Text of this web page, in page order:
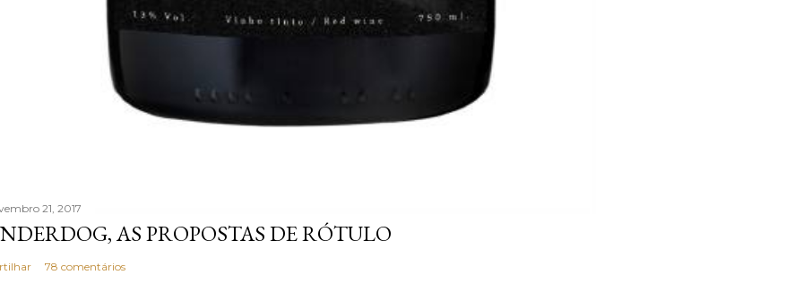
21, 2017
AS PROPOSTAS DE RÓTULO
78 comentários